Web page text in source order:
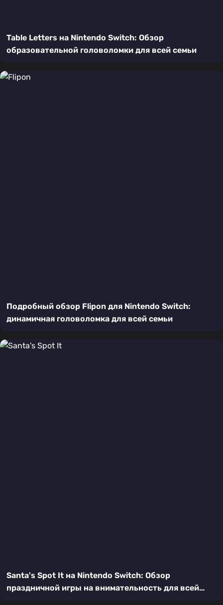
Table Letters на Nintendo Switch: Обзор
образовательной головоломки для всей семьи
Подробный обзор Flipon для Nintendo Switch:
динамичная головоломка для всей семьи
Santa's Spot It на Nintendo Switch: Обзор
праздничной игры на внимательность для всей